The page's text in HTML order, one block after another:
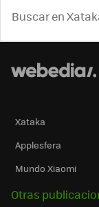
Xataka
Applesfera
Mundo Xiaomi
Otras